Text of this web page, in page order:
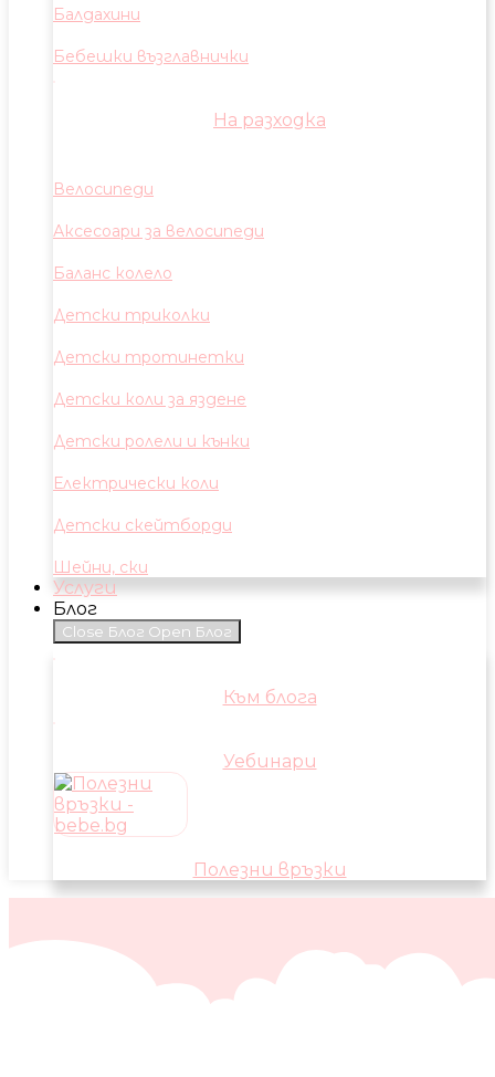
Балдахини
Бебешки възглавнички
На разходка
Велосипеди
Аксесоари за велосипеди
Баланс колело
Детски триколки
Детски тротинетки
Детски коли за яздене
Детски ролели и кънки
Електрически коли
Детски скейтборди
Шейни, ски
Услуги
Блог
Close Блог Open Блог
Към блога
Уебинари
Полезни връзки